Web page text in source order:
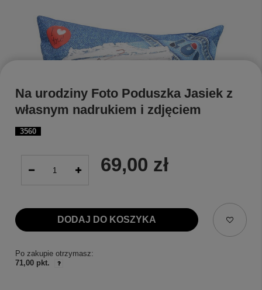
3560
Na urodziny Foto Poduszka Jasiek z
własnym nadrukiem i zdjęciem
69,00 zł
DODAJ DO KOSZYKA
Po zakupie otrzymasz:
71,00 pkt.